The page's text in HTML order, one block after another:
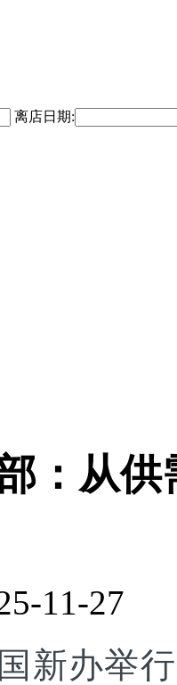
离店日期:
：从
11-27
新办举